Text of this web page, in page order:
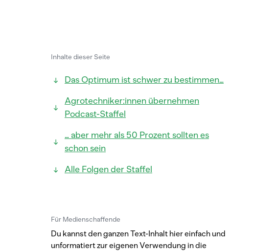
Inhalte dieser Seite
Das Optimum ist schwer zu bestimmen…
Agrotechniker:innen übernehmen
Podcast-Staffel
… aber mehr als 50 Prozent sollten es
schon sein
Alle Folgen der Staffel
Für Medienschaffende
Du kannst den ganzen Text-Inhalt hier einfach und
unformatiert zur eigenen Verwendung in die